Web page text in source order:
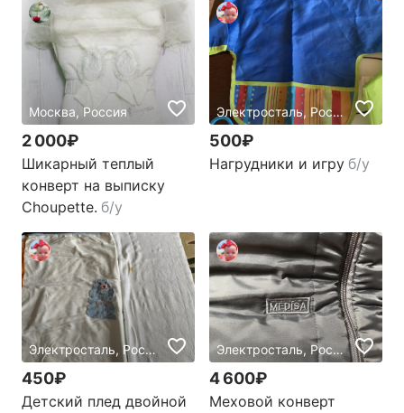
Москва, Россия
2 000₽
Шикарный теплый
конверт на выписку
Choupette. б/у
Электросталь, Россия
500₽
Нагрудники и игру б/у
Электросталь, Россия
450₽
Детский плед двойной
Электросталь, Россия
4 600₽
Меховой конверт